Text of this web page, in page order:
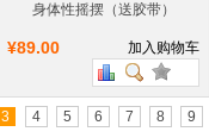
身体性摇摆（送胶带）
¥89.00 加入购物车
3 4 5 6 7 8 9